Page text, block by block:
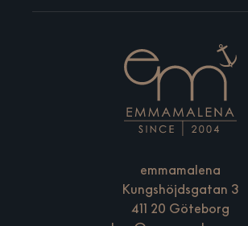
emmamalena
Kungshöjdsgatan 3
411 20 Göteborg